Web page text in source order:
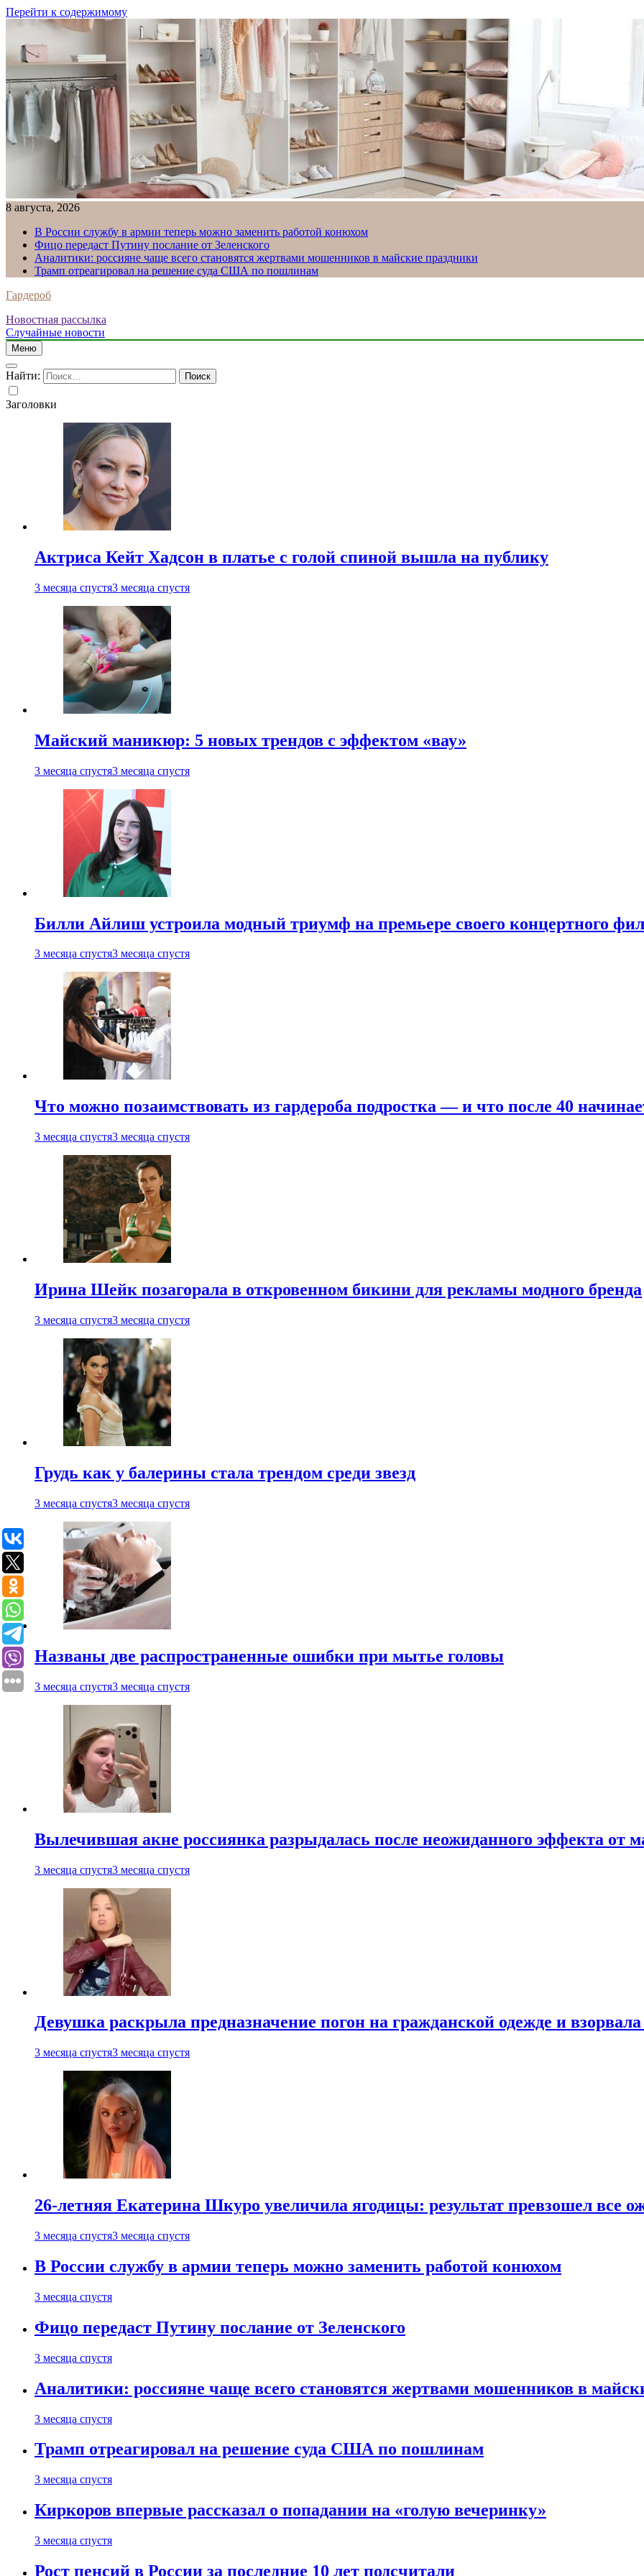
Перейти к содержимому
8 августа, 2026
В России службу в армии теперь можно заменить работой конюхом
Фицо передаст Путину послание от Зеленского
Аналитики: россияне чаще всего становятся жертвами мошенников в майские праздники
Трамп отреагировал на решение суда США по пошлинам
Гардероб
Новостная рассылка
Случайные новости
Меню
Найти:
Заголовки
Актриса Кейт Хадсон в платье с голой спиной вышла на публику
3 месяца спустя3 месяца спустя
Майский маникюр: 5 новых трендов с эффектом «вау»
3 месяца спустя3 месяца спустя
Билли Айлиш устроила модный триумф на премьере своего концертного
3 месяца спустя3 месяца спустя
Что можно позаимствовать из гардероба подростка — и что после 40
3 месяца спустя3 месяца спустя
Ирина Шейк позагорала в откровенном бикини для рекламы модного бренда
3 месяца спустя3 месяца спустя
Грудь как у балерины стала трендом среди звезд
3 месяца спустя3 месяца спустя
Названы две распространенные ошибки при мытье головы
3 месяца спустя3 месяца спустя
Вылечившая акне россиянка разрыдалась после неожиданного эффекта от
3 месяца спустя3 месяца спустя
Девушка раскрыла предназначение погон на гражданской одежде и взорвала
3 месяца спустя3 месяца спустя
26-летняя Екатерина Шкуро увеличила ягодицы: результат превзошел все
3 месяца спустя3 месяца спустя
В России службу в армии теперь можно заменить работой конюхом
3 месяца спустя
Фицо передаст Путину послание от Зеленского
3 месяца спустя
Аналитики: россияне чаще всего становятся жертвами мошенников в
3 месяца спустя
Трамп отреагировал на решение суда США по пошлинам
3 месяца спустя
Киркоров впервые рассказал о попадании на «голую вечеринку»
3 месяца спустя
Рост пенсий в России за последние 10 лет подсчитали